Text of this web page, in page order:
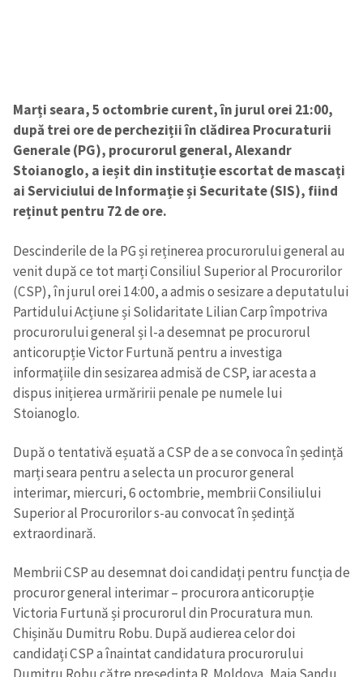
Marți seara, 5 octombrie curent, în jurul orei 21:00,
după trei ore de percheziții în clădirea Procuraturii
Generale (PG), procurorul general, Alexandr
Stoianoglo, a ieșit din instituție escortat de mascați
ai Serviciului de Informație și Securitate (SIS), fiind
reținut pentru 72 de ore.
Descinderile de la PG și reținerea procurorului general au
venit după ce tot marți Consiliul Superior al Procurorilor
(CSP), în jurul orei 14:00, a admis o sesizare a deputatului
Partidului Acțiune și Solidaritate Lilian Carp împotriva
procurorului general și l-a desemnat pe procurorul
anticorupție Victor Furtună pentru a investiga
informațiile din sesizarea admisă de CSP, iar acesta a
dispus inițierea urmăririi penale pe numele lui
Stoianoglo.
După o tentativă eșuată a CSP de a se convoca în ședință
marți seara pentru a selecta un procuror general
interimar, miercuri, 6 octombrie, membrii Consiliului
Superior al Procurorilor s-au convocat în ședință
extraordinară.
Membrii CSP au desemnat doi candidați pentru funcția de
procuror general interimar – procurora anticorupție
Victoria Furtună și procurorul din Procuratura mun.
Chișinău Dumitru Robu. După audierea celor doi
candidați CSP a înaintat candidatura procurorului